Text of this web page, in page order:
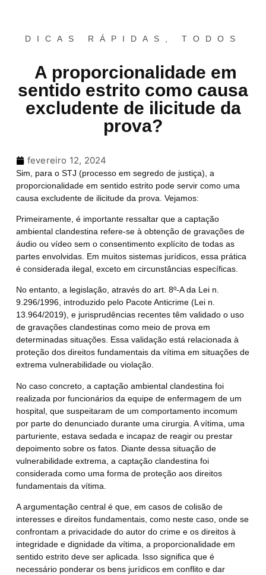
DICAS RÁPIDAS TODOS
A proporcionalidade em
sentido estrito como causa
excludente de ilicitude da
prova?
fevereiro 12, 2024
Sim, para o STJ (processo em segredo de justiça), a
proporcionalidade em sentido estrito pode servir como uma
causa excludente de ilicitude da prova. Vejamos:
Primeiramente, é importante ressaltar que a captação
ambiental clandestina refere-se à obtenção de gravações de
áudio ou vídeo sem o consentimento explícito de todas as
partes envolvidas. Em muitos sistemas jurídicos, essa prática
é considerada ilegal, exceto em circunstâncias específicas.
No entanto, a legislação, através do art. 8º-A da Lei n.
9.296/1996, introduzido pelo Pacote Anticrime (Lei n.
13.964/2019), e jurisprudências recentes têm validado o uso
de gravações clandestinas como meio de prova em
determinadas situações. Essa validação está relacionada à
proteção dos direitos fundamentais da vítima em situações de
extrema vulnerabilidade ou violação.
No caso concreto, a captação ambiental clandestina foi
realizada por funcionários da equipe de enfermagem de um
hospital, que suspeitaram de um comportamento incomum
por parte do denunciado durante uma cirurgia. A vítima, uma
parturiente, estava sedada e incapaz de reagir ou prestar
depoimento sobre os fatos. Diante dessa situação de
vulnerabilidade extrema, a captação clandestina foi
considerada como uma forma de proteção aos direitos
fundamentais da vítima.
A argumentação central é que, em casos de colisão de
interesses e direitos fundamentais, como neste caso, onde se
confrontam a privacidade do autor do crime e os direitos à
integridade e dignidade da vítima, a proporcionalidade em
sentido estrito deve ser aplicada. Isso significa que é
necessário ponderar os bens jurídicos em conflito e dar